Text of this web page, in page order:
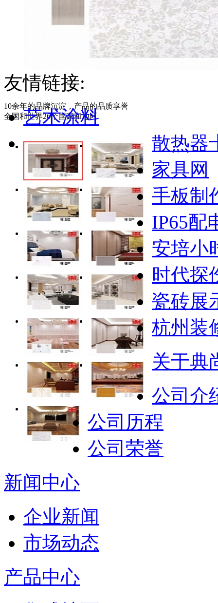
幻莹
白银石
10余年的品牌沉淀，产品的品质享誉
全国和世界26个国家和地区
友情链接:
艺术涂料
散热器
家具网
手板制
IP65配
安培小
时代探
瓷砖展
杭州装
关于典
公司介
公司历程
公司荣誉
新闻中心
企业新闻
市场动态
产品中心